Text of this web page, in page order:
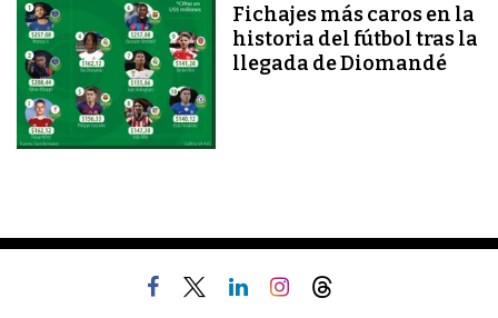
Fichajes más caros en la
historia del fútbol tras la
llegada de Diomandé